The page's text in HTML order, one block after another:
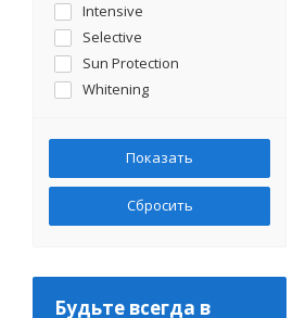
Intensive
Selective
Sun Protection
Whitening
Сбросить
Будьте всегда в